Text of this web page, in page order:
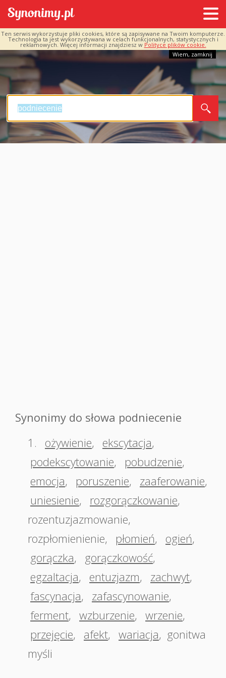
Ten serwis wykorzystuje pliki cookies, które są zapisywane na Twoim komputerze.
Technologia ta jest wykorzystywana w celach funkcjonalnych, statystycznych i
reklamowych. Więcej informacji znajdziesz w Polityce plików cookie.
Wiem, zamknij
Synonimy do słowa podniecenie
1.
ożywienie, ekscytacja,
podekscytowanie, pobudzenie,
emocja, poruszenie, zaaferowanie,
uniesienie, rozgorączkowanie,
rozentuzjazmowanie,
rozpłomienienie, płomień, ogień,
gorączka, gorączkowość,
egzaltacja, entuzjazm, zachwyt,
fascynacja, zafascynowanie,
ferment, wzburzenie, wrzenie,
przejęcie, afekt, wariacja, gonitwa
myśli